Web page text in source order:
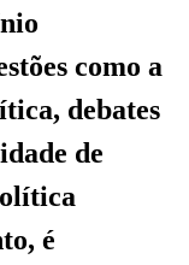
como a
debates
de
é